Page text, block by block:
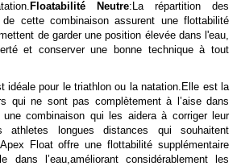
Floatabilité Neutre:La répartition des
cette combinaison assurent une flottabilité
de garder une position élevée dans l'eau,
et conserver une bonne technique à tout
idéale pour le triathlon ou la natation.Elle est la
qui ne sont pas complètement à l’aise dans
une combinaison qui les aidera à corriger leur
longues distances qui souhaitent
Float offre une flottabilité supplémentaire
dans l’eau,améliorant considérablement les